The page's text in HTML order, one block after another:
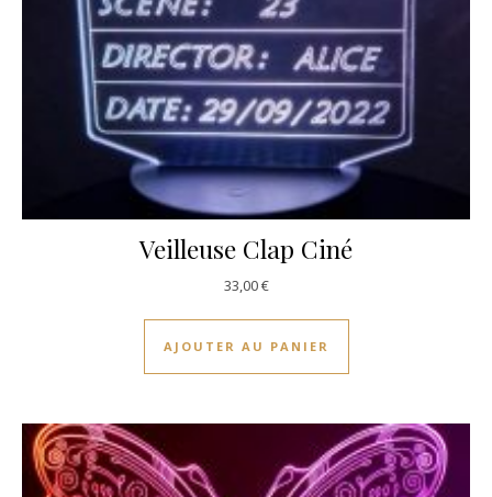
Veilleuse Clap Ciné
33,00€
AJOUTER AU PANIER